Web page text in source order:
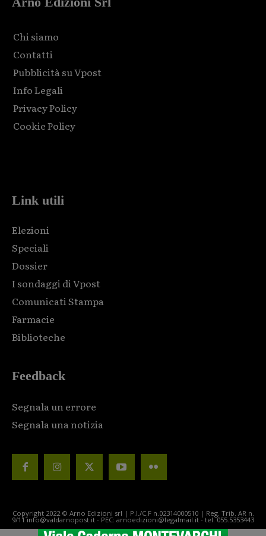
Chi siamo
Contatti
Pubblicità su Vpost
Info Legali
Privacy Policy
Cookie Policy
Link utili
Elezioni
Speciali
Dossier
I sondaggi di Vpost
Comunicati Stampa
Farmacie
Biblioteche
Feedback
Segnala un errore
Segnala una notizia
Copyright 2022 © Arno Edizioni srl | P.I./C.F n.02314000510 | Reg. Trib. AR n.
9/11 info@valdarnopost.it - PEC: arnoedizioni@legalmail.it - tel. 055.5353443